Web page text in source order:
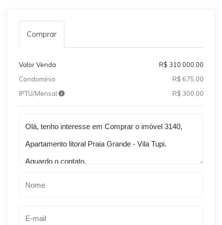
Comprar
Valor Venda
R$ 310.000,00
Condomínio
R$ 675,00
IPTU/Mensal
R$ 300,00